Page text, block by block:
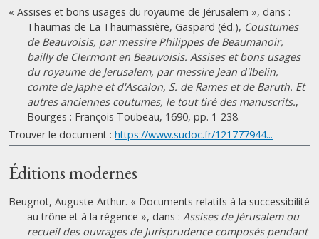
« Assises et bons usages du royaume de Jérusalem », dans :
Thaumas de La Thaumassière, Gaspard (éd.), Coustumes
de Beauvoisis, par messire Philippes de Beaumanoir,
bailly de Clermont en Beauvoisis. Assises et bons usages
du royaume de Jerusalem, par messire Jean d'Ibelin,
comte de Japhe et d'Ascalon, S. de Rames et de Baruth. Et
autres anciennes coutumes, le tout tiré des manuscrits.,
Bourges : François Toubeau, 1690, pp. 1-238.
Trouver le document : https://www.sudoc.fr/121777944...
Éditions modernes
Beugnot, Auguste-Arthur. « Documents relatifs à la successibilité
au trône et à la régence », dans : Assises de Jérusalem ou
recueil des ouvrages de Jurisprudence composés pendant